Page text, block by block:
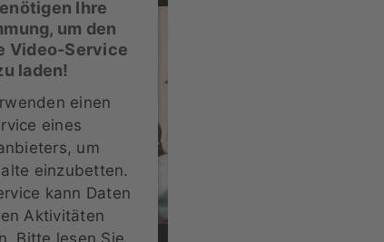
Ihre
um den
Video-Service
laden!
einen
eines
um
einzubetten.
kann Daten
Aktivitäten
Bitte lesen Sie